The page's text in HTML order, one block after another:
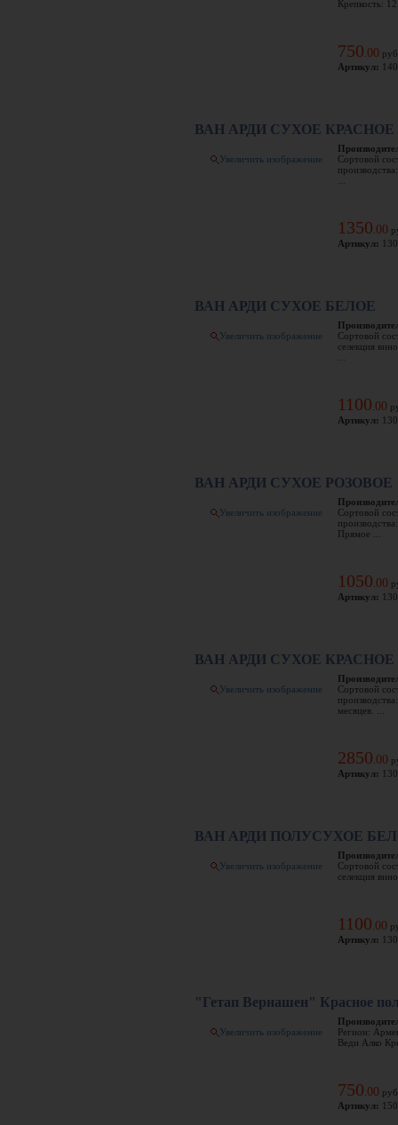
Крепкость:
750 00
Артикул:
ВАН АРДИ СУХОЕ КРАСНОЕ
Увеличить изображение
Сортовой
1350 00
Артикул:
ВАН АРДИ СУХОЕ БЕЛОЕ
Увеличить изображение
Сортовой
селекция
1100 00
Артикул:
ВАН АРДИ CУХОЕ РОЗОВОЕ
Увеличить изображение
Сортовой
Прямое ...
1050 00
Артикул:
ВАН АРДИ СУХОЕ КРАСНОЕ
Увеличить изображение
Сортовой
месяцев. ...
2850 00
Артикул:
ВАН АРДИ ПОЛУСУХОЕ
Увеличить изображение
Сортовой
селекция
1100 00
Артикул:
"Гетап Вернашен" Красное
Увеличить изображение
Регион:
Веди Алко
750 00
Артикул: